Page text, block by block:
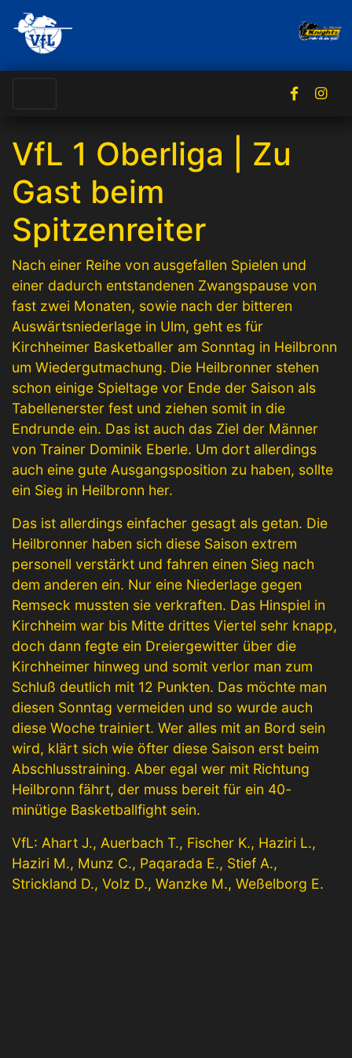
VfL 1 Oberliga | Zu
Gast beim
Spitzenreiter
Nach einer Reihe von ausgefallen Spielen und
einer dadurch entstandenen Zwangspause von
fast zwei Monaten, sowie nach der bitteren
Auswärtsniederlage in Ulm, geht es für
Kirchheimer Basketballer am Sonntag in Heilbronn
um Wiedergutmachung. Die Heilbronner stehen
schon einige Spieltage vor Ende der Saison als
Tabellenerster fest und ziehen somit in die
Endrunde ein. Das ist auch das Ziel der Männer
von Trainer Dominik Eberle. Um dort allerdings
auch eine gute Ausgangsposition zu haben, sollte
ein Sieg in Heilbronn her.
Das ist allerdings einfacher gesagt als getan. Die
Heilbronner haben sich diese Saison extrem
personell verstärkt und fahren einen Sieg nach
dem anderen ein. Nur eine Niederlage gegen
Remseck mussten sie verkraften. Das Hinspiel in
Kirchheim war bis Mitte drittes Viertel sehr knapp,
doch dann fegte ein Dreiergewitter über die
Kirchheimer hinweg und somit verlor man zum
Schluß deutlich mit 12 Punkten. Das möchte man
diesen Sonntag vermeiden und so wurde auch
diese Woche trainiert. Wer alles mit an Bord sein
wird, klärt sich wie öfter diese Saison erst beim
Abschlusstraining. Aber egal wer mit Richtung
Heilbronn fährt, der muss bereit für ein 40-
minütige Basketballfight sein.
VfL: Ahart J., Auerbach T., Fischer K., Haziri L.,
Haziri M., Munz C., Paqarada E., Stief A.,
Strickland D., Volz D., Wanzke M., Weßelborg E.